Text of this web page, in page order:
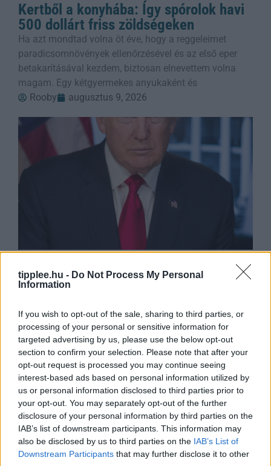
tipplee.hu - Do Not Process My Personal
Information
If you wish to opt-out of the sale, sharing to third parties, or
processing of your personal or sensitive information for
targeted advertising by us, please use the below opt-out
section to confirm your selection. Please note that after your
opt-out request is processed you may continue seeing
interest-based ads based on personal information utilized by
us or personal information disclosed to third parties prior to
your opt-out. You may separately opt-out of the further
disclosure of your personal information by third parties on the
IAB’s list of downstream participants. This information may
also be disclosed by us to third parties on the IAB’s List of
Downstream Participants that may further disclose it to other
Kertből a konyhába: Így spórolok havi
500 dollárt friss zöldségeken
Ha azt mondtad volna öt éve, hogy a reggeleimet
paradicsomnövények ellenőrzésével és az első eper
betakarításával kezdem, biztosan elnevettem volna
magam. Egy kétgyermekes anyukaként és
Rooby
augusztus 9, 2026
Bíró Elutasítja a Trump-féle Választási
Álom Igazolására Irányuló
Egy szövetségi bíró kedden megsemmisített egy nagy
esküdtszéki idézést, amely Trump elnök 2020-as
választási csalásról szóló hamis állításait próbálta
alátámasztani. William M. Ray II bíró,
Rooby
augusztus 8, 2026